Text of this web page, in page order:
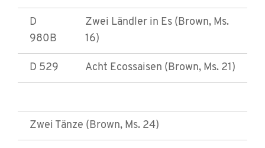
D
980B
Zwei Ländler in Es (Brown, Ms.
16)
D 529 Acht Ecossaisen (Brown, Ms. 21)
Zwei Tänze (Brown, Ms. 24)